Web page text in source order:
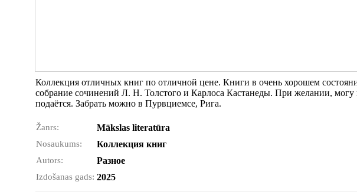
Коллекция отличных книг по отличной цене. Книги в очень хорошем
собрание сочинений Л. Н. Толстого и Карлоса Кастанеды. При желании, могу
подаётся. Забрать можно в Пурвциемсе, Рига.
Žanrs: Mākslas literatūra
Nosaukums: Коллекция книг
Autors: Разное
Izdošanas gads: 2025